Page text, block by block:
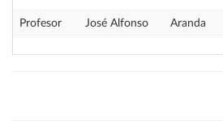
Profesor José Alfonso Aranda